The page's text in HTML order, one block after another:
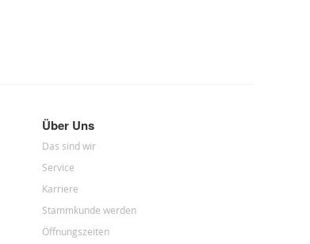
Über Uns
Das sind wir
Service
Karriere
Stammkunde werden
Öffnungszeiten